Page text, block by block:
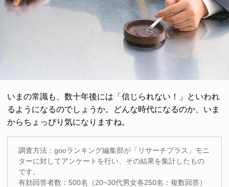
いまの常識も、数十年後には「信じられない！」といわれ
るようになるのでしょうか。どんな時代になるのか、いま
からちょっぴり気になりますね。
調査方法：gooランキング編集部が「リサーチプラス」モニ
ターに対してアンケートを行い、その結果を集計したもの
です。
有効回答者数：500名（20~30代男女各250名：複数回答）